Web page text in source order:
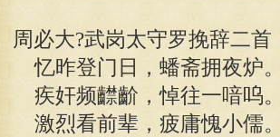
周必大?武岗太守罗挽辞二首
忆昨登门日，蟠斋拥夜炉
疾奸频齽齘，悼往一喑呜
激烈看前辈，疲庸愧小儒